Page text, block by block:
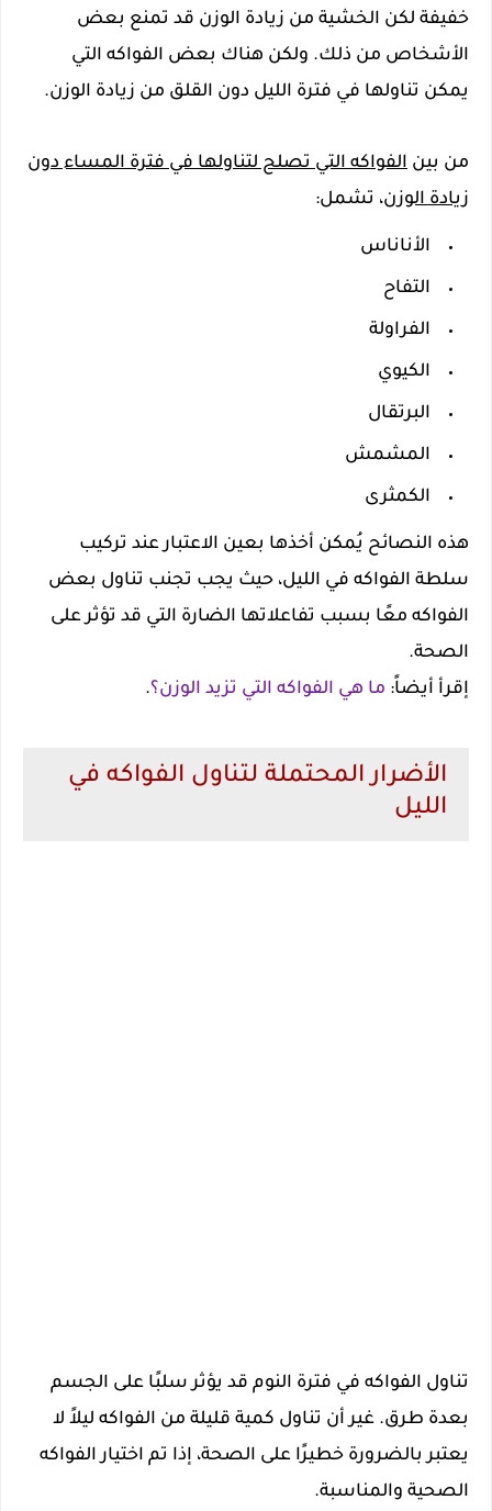
خفيفة لكن الخشية من زيادة الوزن قد تمنع بعض
الأشخاص من ذلك. ولكن هناك بعض الفواكه التي
يمكن تناولها في فترة الليل دون القلق من زيادة الوزن.
من بين الفواكه التي تصلح لتناولها في فترة المساء دون
زيادة الوزن، تشمل:
الأناناس
التفاح
الفراولة
الكيوي
البرتقال
المشمش
الكمثرى
هذه النصائح يُمكن أخذها بعين الاعتبار عند تركيب
سلطة الفواكه في الليل، حيث يجب تجنب تناول بعض
الفواكه معًا بسبب تفاعلاتها الضارة التي قد تؤثر على
الصحة.
إقرأ أيضاً: ما هي الفواكه التي تزيد الوزن؟.
الأضرار المحتملة لتناول الفواكه في
الليل
تناول الفواكه في فترة النوم قد يؤثر سلبًا على الجسم
بعدة طرق. غير أن تناول كمية قليلة من الفواكه ليلاً لا
يعتبر بالضرورة خطيرًا على الصحة، إذا تم اختيار الفواكه
الصحية والمناسبة.